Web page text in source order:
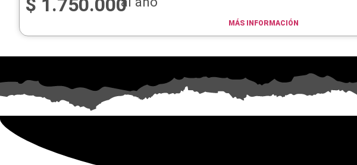
$ 1.750.000
MÁS INFORMACIÓN